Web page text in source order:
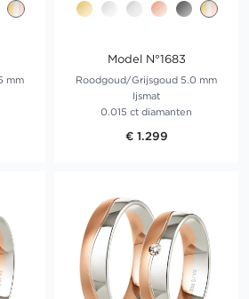
mm
Model N°1683
Roodgoud/Grijsgoud 5.0 mm
Ijsmat
0.015 ct diamanten
€ 1.299